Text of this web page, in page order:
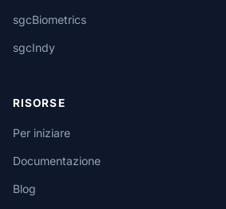
sgcBiometrics
sgcIndy
RISORSE
Per iniziare
Documentazione
Blog